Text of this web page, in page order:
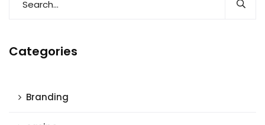
Categories
Branding